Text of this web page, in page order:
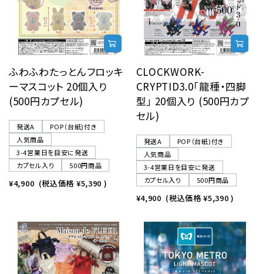
ふわふわたっとんフロッキ
ーマスコット 20個入り
(500円カプセル)
発送A
POP（台紙)付き
人気商品
3-4営業日を目安に発送
カプセル入り
500円商品
¥4,900 (税込価格 ¥5,390 )
CLOCKWORK-
CRYPTID3.0「龍種・四脚
型」 20個入り (500円カプ
セル)
発送A
POP（台紙)付き
人気商品
3-4営業日を目安に発送
カプセル入り
500円商品
¥4,900 (税込価格¥5,390 )